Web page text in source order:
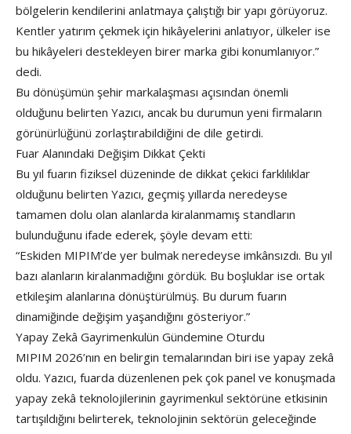
bölgelerin kendilerini anlatmaya çalıştığı bir yapı görüyoruz.
Kentler yatırım çekmek için hikâyelerini anlatıyor, ülkeler ise
bu hikâyeleri destekleyen birer marka gibi konumlanıyor.”
dedi.
Bu dönüşümün şehir markalaşması açısından önemli
olduğunu belirten Yazıcı, ancak bu durumun yeni firmaların
görünürlüğünü zorlaştırabildiğini de dile getirdi.
Fuar Alanındaki Değişim Dikkat Çekti
Bu yıl fuarın fiziksel düzeninde de dikkat çekici farklılıklar
olduğunu belirten Yazıcı, geçmiş yıllarda neredeyse
tamamen dolu olan alanlarda kiralanmamış standların
bulunduğunu ifade ederek, şöyle devam etti:
“Eskiden MIPIM’de yer bulmak neredeyse imkânsızdı. Bu yıl
bazı alanların kiralanmadığını gördük. Bu boşluklar ise ortak
etkileşim alanlarına dönüştürülmüş. Bu durum fuarın
dinamiğinde değişim yaşandığını gösteriyor.”
Yapay Zekâ Gayrimenkulün Gündemine Oturdu
MIPIM 2026’nın en belirgin temalarından biri ise yapay zekâ
oldu. Yazıcı, fuarda düzenlenen pek çok panel ve konuşmada
yapay zekâ teknolojilerinin gayrimenkul sektörüne etkisinin
tartışıldığını belirterek, teknolojinin sektörün geleceğinde